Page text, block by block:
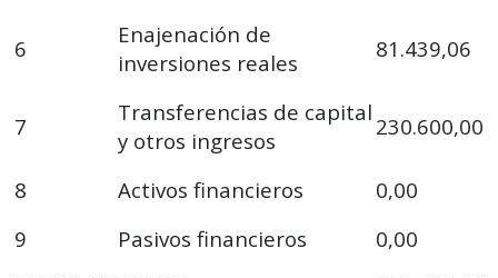
6
Enajenación de
inversiones reales
81.439,06
7
Transferencias de capital
y otros ingresos
230.600,00
8 Activos financieros
0,00
9
Pasivos financieros
0,00